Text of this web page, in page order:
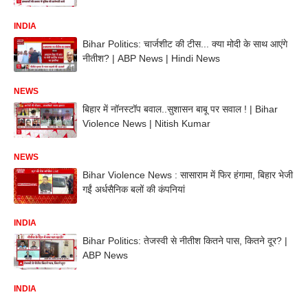
INDIA
Bihar Politics: चार्जशीट की टीस... क्या मोदी के साथ आएंगे
नीतीश? | ABP News | Hindi News
NEWS
बिहार में नॉनस्टॉप बवाल..सुशासन बाबू पर सवाल ! | Bihar
Violence News | Nitish Kumar
NEWS
Bihar Violence News : सासाराम में फिर हंगामा, बिहार भेजी
गईं अर्धसैनिक बलों की कंपनियां
INDIA
Bihar Politics: तेजस्वी से नीतीश कितने पास, कितने दूर? |
ABP News
INDIA